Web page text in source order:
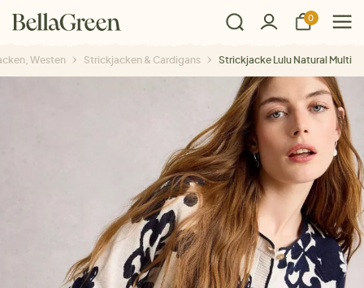
0
Westen Strickjacken & Cardigans Strickjacke Lulu Natural Multi